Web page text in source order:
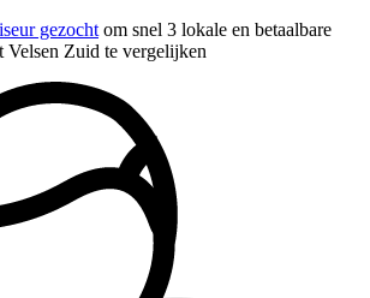
gezocht om snel 3 lokale en betaalbare
Velsen Zuid te vergelijken